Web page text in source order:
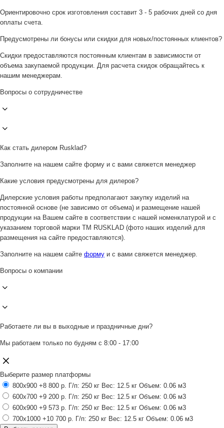
Ориентировочно срок изготовления составит 3 - 5 рабочих дней со дня
оплаты счета.
Предусмотрены ли бонусы или скидки для новых/постоянных клиентов?
Скидки предоставляются постоянным клиентам в зависимости от
объема закупаемой продукции. Для расчета скидок обращайтесь к
нашим менеджерам.
Вопросы о сотрудничестве
Как стать дилером Rusklad?
Заполните на нашем сайте форму и с вами свяжется менеджер
Какие условия предусмотрены для дилеров?
Дилерские условия работы предполагают закупку изделий на
постоянной основе (не зависимо от объема) и размещение нашей
продукции на Вашем сайте в соответствии с нашей номенклатурой и с
указанием торговой марки ТМ RUSKLAD (фото наших изделий для
размещения на сайте предоставляются).
Заполните на нашем сайте форму и с вами свяжется менеджер.
Вопросы о компании
Работаете ли вы в выходные и праздничные дни?
Мы работаем только по будням с 8:00 - 17:00
Выберите размер платформы
800x900 +8 800 р. Г/п: 250 кг Вес: 12.5 кг Объем: 0.06 м3
600x700 +9 200 р. Г/п: 250 кг Вес: 12.5 кг Объем: 0.06 м3
600x900 +9 573 р. Г/п: 250 кг Вес: 12.5 кг Объем: 0.06 м3
700x1000 +10 700 р. Г/п: 250 кг Вес: 12.5 кг Объем: 0.06 м3